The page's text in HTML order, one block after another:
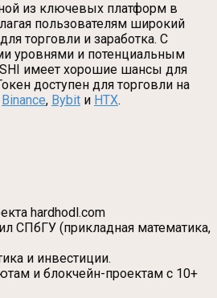
из ключевых платформ в
пользователям широкий
торговли и заработка. С
уровнями и потенциальным
имеет хорошие шансы для
доступен для торговли на
Binance, Bybit и HTX.
hardhodl.com
СПбГУ (прикладная математика,
и инвестиции.
и блокчейн-проектам с 10+